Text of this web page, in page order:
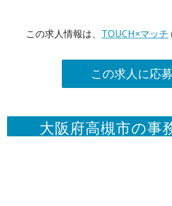
この求人情報は、 TOUCH×マッチ
この求人に応募
大阪府高槻市の事